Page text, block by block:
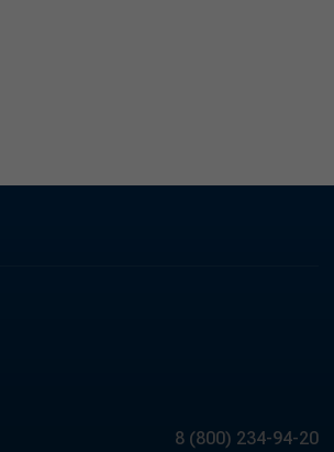
8 (800) 234-94-20